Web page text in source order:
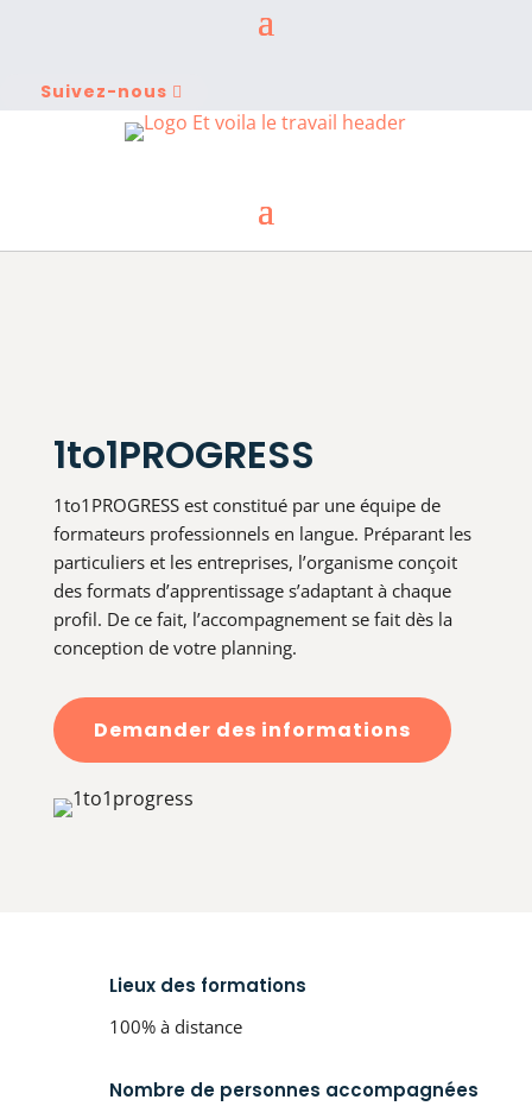
Suivez-nous
1to1PROGRESS
1to1PROGRESS est constitué par une équipe de
formateurs professionnels en langue. Préparant les
particuliers et les entreprises, l’organisme conçoit
des formats d’apprentissage s’adaptant à chaque
profil. De ce fait, l’accompagnement se fait dès la
conception de votre planning.
Demander des informations
Lieux des formations
100% à distance
Nombre de personnes accompagnées